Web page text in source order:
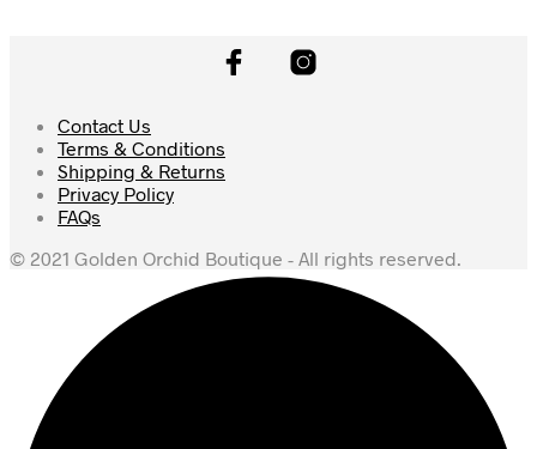
Contact Us
Terms & Conditions
Shipping & Returns
Privacy Policy
FAQs
© 2021 Golden Orchid Boutique - All rights reserved.